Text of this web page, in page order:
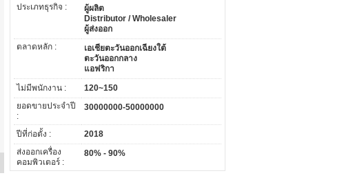
ประเภทธุรกิจ :
ผู้ผลิต
Distributor / Wholesaler
ผู้ส่งออก
ตลาดหลัก :
เอเชียตะวันออกเฉียงใต้
ตะวันออกกลาง
แอฟริกา
ไม่มีพนักงาน :
120~150
ยอดขายประจำปี
:
30000000-50000000
ปีที่ก่อตั้ง :
2018
ส่งออกเครื่อง
คอมพิวเตอร์ :
80% - 90%